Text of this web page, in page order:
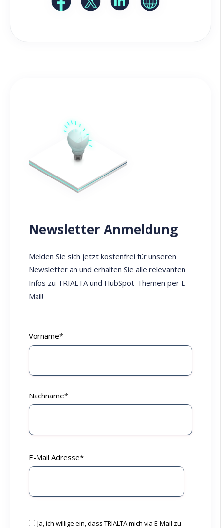
Newsletter Anmeldung
Melden Sie sich jetzt kostenfrei für unseren
Newsletter an und erhalten Sie alle relevanten
Infos zu TRIALTA und HubSpot-Themen per E-
Mail!
Vorname*
Nachname*
E-Mail Adresse*
Ja, ich willige ein, dass TRIALTA mich via E-Mail zu